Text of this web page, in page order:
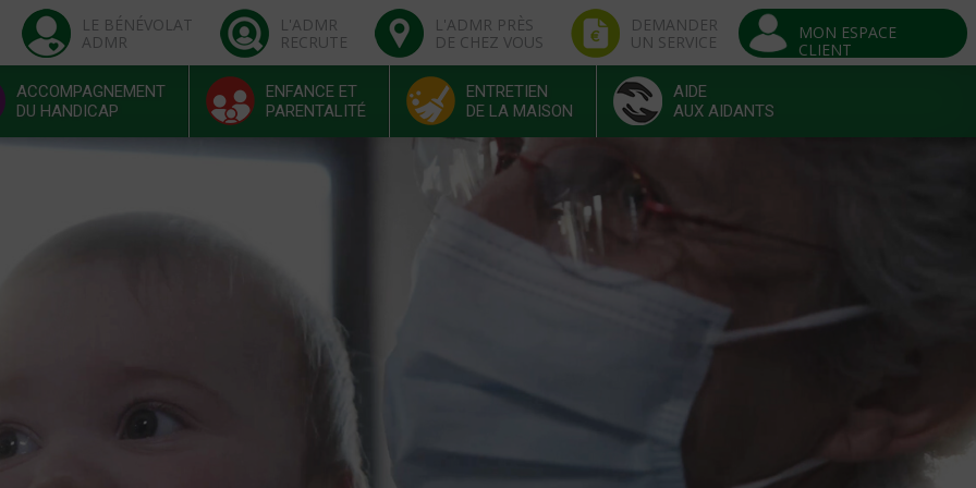
LE BÉNÉVOLAT
ADMR
L'ADMR
RECRUTE
L'ADMR PRÈS
DE CHEZ VOUS
DEMANDER
UN SERVICE
MON ESPACE
CLIENT
ACCOMPAGNEMENT
DU HANDICAP
ENFANCE ET
PARENTALITÉ
ENTRETIEN
DE LA MAISON
AIDE
AUX AIDANTS